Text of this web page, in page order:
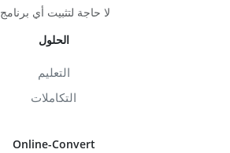
لا حاجة لتثبيت أي برنامج.
الحلول
التعليم
التكاملات
Online-Convert